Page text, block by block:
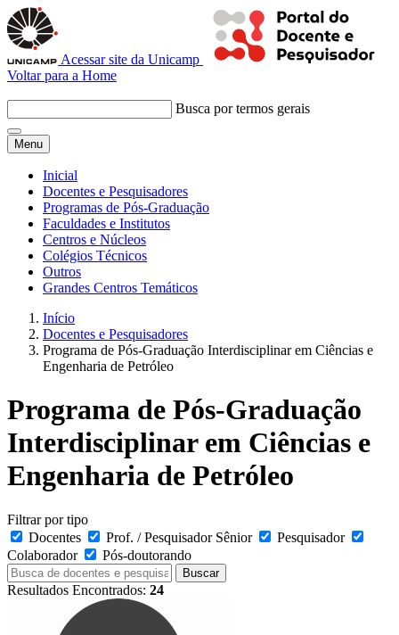
Acessar site da Unicamp
Voltar para a Home
Busca por termos gerais
Menu
Inicial
Docentes e Pesquisadores
Programas de Pós-Graduação
Faculdades e Institutos
Centros e Núcleos
Colégios Técnicos
Outros
Grandes Centros Temáticos
Início
Docentes e Pesquisadores
Programa de Pós-Graduação Interdisciplinar em Ciências e
Engenharia de Petróleo
Programa de Pós-Graduação
Interdisciplinar em Ciências e
Engenharia de Petróleo
Filtrar por tipo
Docentes
Prof. / Pesquisador Sênior
Pesquisador
Colaborador
Pós-doutorando
Buscar
Resultados Encontrados: 24